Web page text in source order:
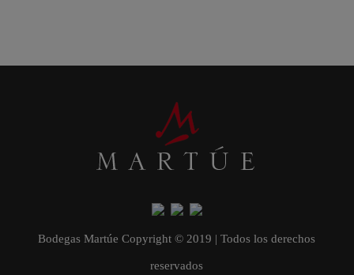
Bodegas Martúe Copyright © 2019 | Todos los derechos
reservados